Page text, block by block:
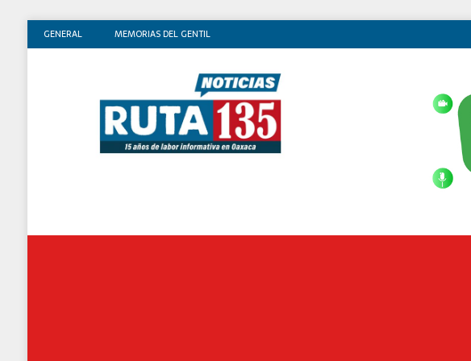
GENERAL MEMORIAS DEL GENTIL